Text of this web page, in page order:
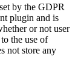
by the GDPR
plugin and is
or not user
the use of
not store any